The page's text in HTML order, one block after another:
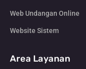
Web Undangan Online
Website Sistem
Area Layanan